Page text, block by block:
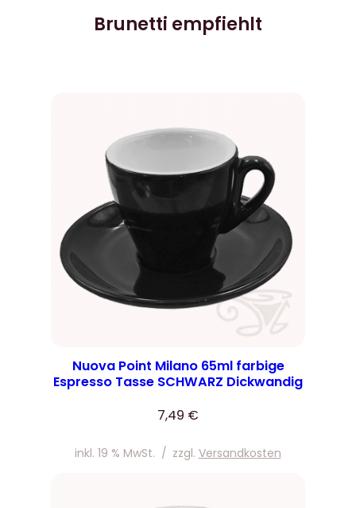
Brunetti empfiehlt
Nuova Point Milano 65ml farbige
Espresso Tasse SCHWARZ Dickwandig
7,49 €
inkl. 19 % MwSt. / zzgl. Versandkosten